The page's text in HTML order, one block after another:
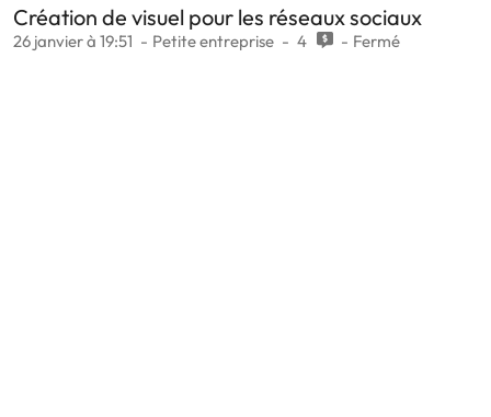
Création de visuel pour les réseaux sociaux
26 janvier à 19:51 Petite entreprise 4 Fermé